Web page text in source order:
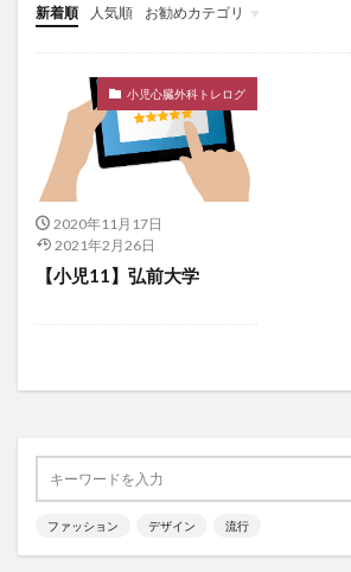
新着順 人気順 お勧めカテゴリ
未分類
小児心臓外科トレログ
2020年11月17日
2021年2月26日
【小児11】弘前大学
ファッション デザイン 流行